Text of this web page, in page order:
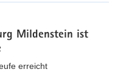
Mildenstein ist
erreicht